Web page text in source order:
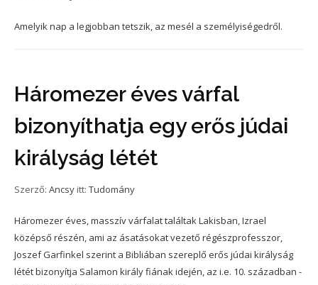
Amelyik nap a legjobban tetszik, az mesél a személyiségedről.
Háromezer éves várfal
bizonyíthatja egy erős júdai
királyság létét
Szerző: Ancsy itt: Tudomány
Háromezer éves, masszív várfalat találtak Lakisban, Izrael
középső részén, ami az ásatásokat vezető régészprofesszor,
Joszef Garfinkel szerint a Bibliában szereplő erős júdai királyság
létét bizonyítja Salamon király fiának idején, az i.e. 10. században -